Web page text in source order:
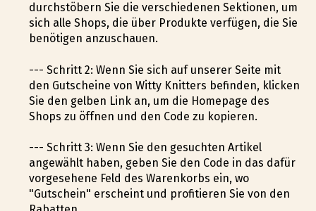
durchstöbern Sie die verschiedenen Sektionen, um
sich alle Shops, die über Produkte verfügen, die Sie
benötigen anzuschauen.
--- Schritt 2: Wenn Sie sich auf unserer Seite mit
den Gutscheine von Witty Knitters befinden, klicken
Sie den gelben Link an, um die Homepage des
Shops zu öffnen und den Code zu kopieren.
--- Schritt 3: Wenn Sie den gesuchten Artikel
angewählt haben, geben Sie den Code in das dafür
vorgesehene Feld des Warenkorbs ein, wo
"Gutschein" erscheint und profitieren Sie von den